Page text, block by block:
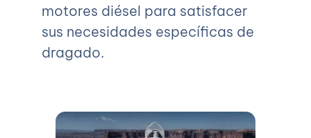
motores diésel para satisfacer
sus necesidades específicas de
dragado.